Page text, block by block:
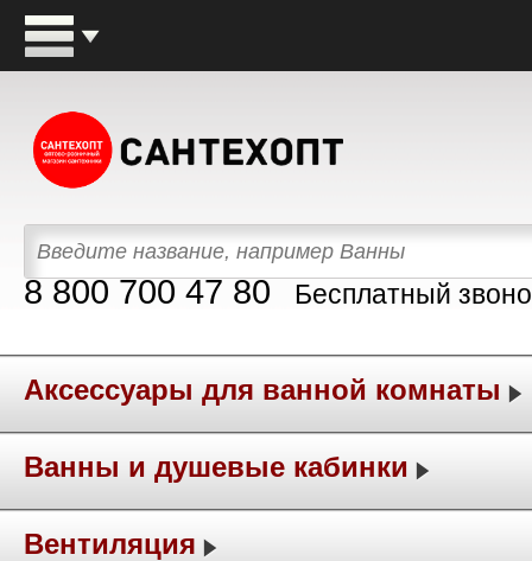
8 800 700 47 80 Бесплатный
Аксессуары для ванной комнаты
Ванны и душевые кабинки
Вентиляция